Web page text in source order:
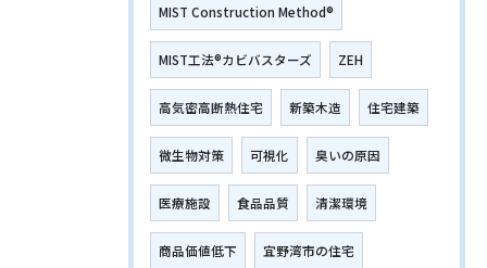
MIST Construction Method®
MIST工法®カビバスターズ ZEH
高気密高断熱住宅 新築木造 住宅建築
微生物対策 可視化 臭いの原因
医療施設 食品品質 清潔環境
商品価値低下 宜野湾市の住宅